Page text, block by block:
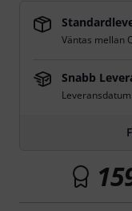
Väntas mellan
Snabb